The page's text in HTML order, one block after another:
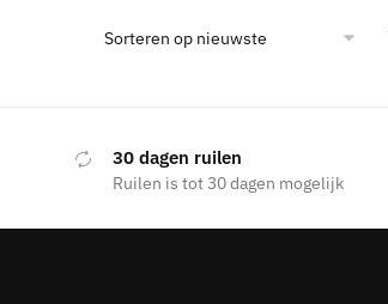
30 dagen ruilen
Ruilen is tot 30 dagen mogelijk